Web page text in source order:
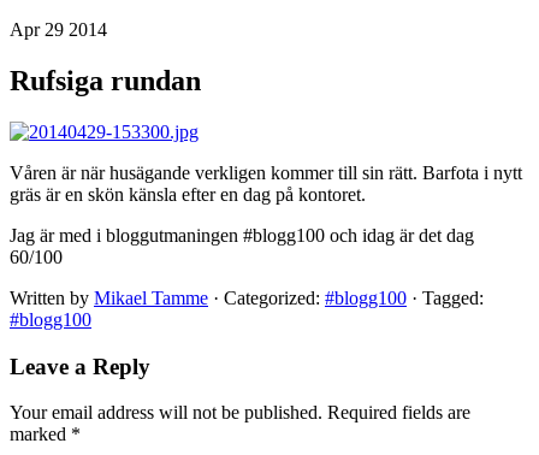
Apr 29 2014
Rufsiga rundan
Våren är när husägande verkligen kommer till sin rätt. Barfota i nytt
gräs är en skön känsla efter en dag på kontoret.
Jag är med i bloggutmaningen #blogg100 och idag är det dag
60/100
Written by Mikael Tamme · Categorized: #blogg100 · Tagged:
#blogg100
Leave a Reply
Your email address will not be published. Required fields are
marked *